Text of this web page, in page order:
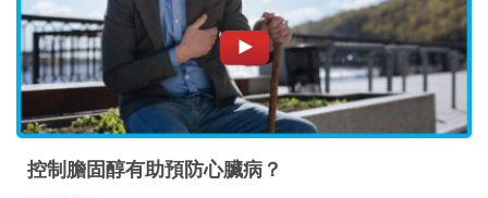
控制膽固醇有助預防心臟病？